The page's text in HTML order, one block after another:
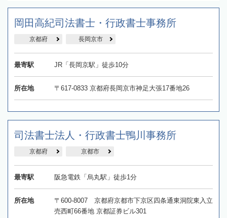
岡田高紀司法書士・行政書士事務所
京都府 長岡京市
最寄駅 JR「長岡京駅」徒歩10分
所在地 〒617-0833 京都府長岡京市神足大張17番地26
司法書士法人・行政書士鴨川事務所
京都府 京都市
最寄駅 阪急電鉄「烏丸駅」徒歩1分
所在地
〒600-8007 京都府京都市下京区四条通東洞院東入立
売西町66番地 京都証券ビル301